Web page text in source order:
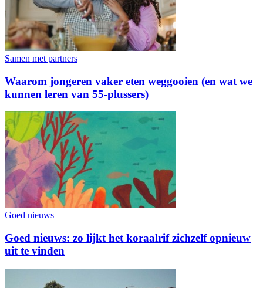
Samen met partners
Waarom jongeren vaker eten weggooien (en wat we
kunnen leren van 55-plussers)
Goed nieuws
Goed nieuws: zo lijkt het koraalrif zichzelf opnieuw
uit te vinden